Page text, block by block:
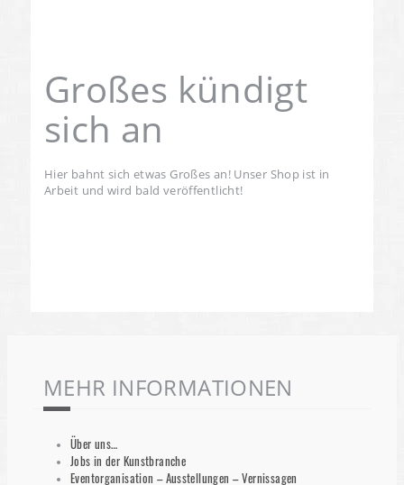
Großes kündigt
sich an
Hier bahnt sich etwas Großes an! Unser Shop ist in
Arbeit und wird bald veröffentlicht!
MEHR INFORMATIONEN
Über uns…
Jobs in der Kunstbranche
Eventorganisation – Ausstellungen – Vernissagen